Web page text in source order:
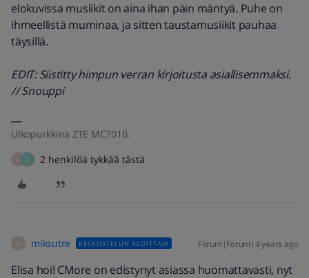
elokuvissa musiikit on aina ihan päin mäntyä. Puhe on
ihmeellistä muminaa, ja sitten taustamusiikit pauhaa
täysillä.
EDIT: Siistitty himpun verran kirjoitusta asiallisemmaksi.
// Snouppi
Ulkopurkkina ZTE MC7010.
M A 2 henkilöä tykkää tästä
miksutre KESKUSTELUN ALOITTAJA Forum|Forum|4 years ago
Elisa hoi! CMore on edistynyt asiassa huomattavasti, nyt